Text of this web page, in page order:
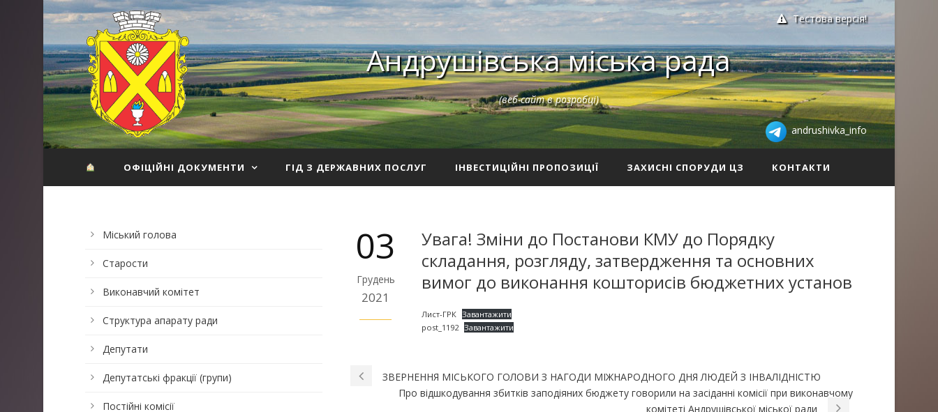
Тестова версія!
Андрушівська міська рада
(веб-сайт в розробці)
andrushivka_info
ОФІЦІЙНІ ДОКУМЕНТИ ГІД З ДЕРЖАВНИХ ПОСЛУГ ІНВЕСТИЦІЙНІ ПРОПОЗИЦІЇ ЗАХИСНІ СПОРУДИ ЦЗ КОНТАКТИ
03
Грудень
2021
Увага! Зміни до Постанови КМУ до Порядку
складання, розгляду, затвердження та основних
вимог до виконання кошторисів бюджетних установ
Лист-ГРК Завантажити
post_1192 Завантажити
ЗВЕРНЕННЯ МІСЬКОГО ГОЛОВИ З НАГОДИ МІЖНАРОДНОГО ДНЯ ЛЮДЕЙ З ІНВАЛІДНІСТЮ
Про відшкодування збитків заподіяних бюджету говорили на засіданні комісії при виконавчому
комітеті Андрушівської міської ради
Міський голова
Старости
Виконавчий комітет
Структура апарату ради
Депутати
Депутатські фракції (групи)
Постійні комісії